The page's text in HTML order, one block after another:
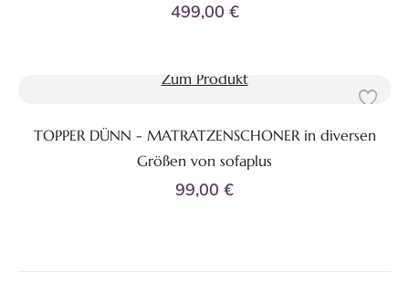
499,00 €
Zum Produkt
TOPPER DÜNN - MATRATZENSCHONER in diversen
Größen von sofaplus
99,00 €